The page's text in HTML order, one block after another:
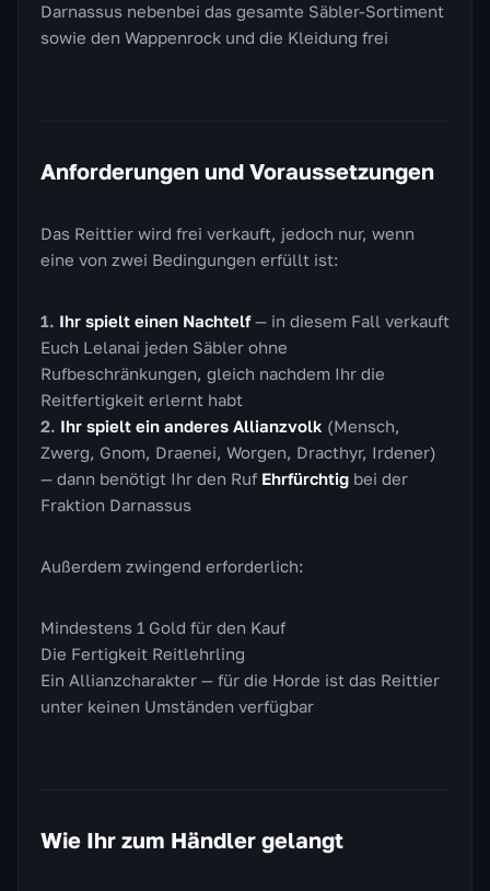
Darnassus nebenbei das gesamte Säbler-Sortiment
sowie den Wappenrock und die Kleidung frei
Anforderungen und Voraussetzungen
Das Reittier wird frei verkauft, jedoch nur, wenn
eine von zwei Bedingungen erfüllt ist:
Ihr spielt einen Nachtelf— in diesem Fall verkauft
Euch Lelanai jeden Säbler ohne
Rufbeschränkungen, gleich nachdem Ihr die
Reitfertigkeit erlernt habt
Ihr spielt ein anderes Allianzvolk (Mensch,
Zwerg, Gnom, Draenei, Worgen, Dracthyr, Irdener)
— dann benötigt Ihr den Ruf Ehrfürchtig bei der
Fraktion Darnassus
Außerdem zwingend erforderlich:
Mindestens 1 Gold für den Kauf
Die Fertigkeit Reitlehrling
Ein Allianzcharakter — für die Horde ist das Reittier
unter keinen Umständen verfügbar
Wie Ihr zum Händler gelangt